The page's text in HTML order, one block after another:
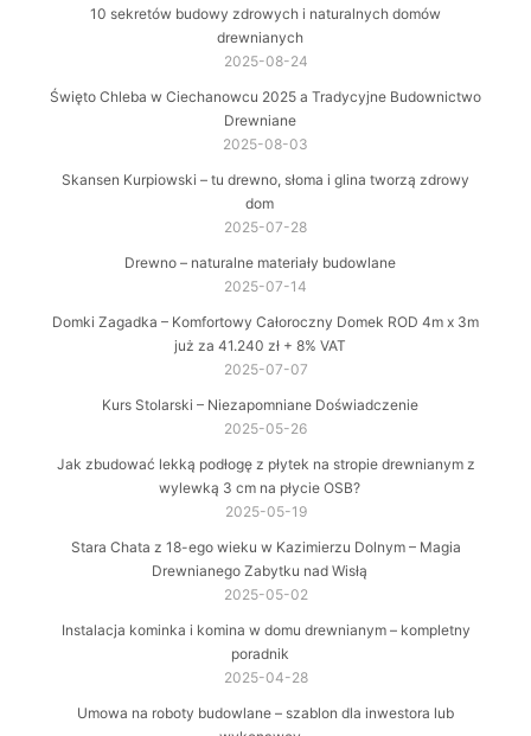
10 sekretów budowy zdrowych i naturalnych domów
drewnianych
2025-08-24
Święto Chleba w Ciechanowcu 2025 a Tradycyjne Budownictwo
Drewniane
2025-08-03
Skansen Kurpiowski – tu drewno, słoma i glina tworzą zdrowy
dom
2025-07-28
Drewno – naturalne materiały budowlane
2025-07-14
Domki Zagadka – Komfortowy Całoroczny Domek ROD 4m x 3m
już za 41.240 zł + 8% VAT
2025-07-07
Kurs Stolarski – Niezapomniane Doświadczenie
2025-05-26
Jak zbudować lekką podłogę z płytek na stropie drewnianym z
wylewką 3 cm na płycie OSB?
2025-05-19
Stara Chata z 18-ego wieku w Kazimierzu Dolnym – Magia
Drewnianego Zabytku nad Wisłą
2025-05-02
Instalacja kominka i komina w domu drewnianym – kompletny
poradnik
2025-04-28
Umowa na roboty budowlane – szablon dla inwestora lub